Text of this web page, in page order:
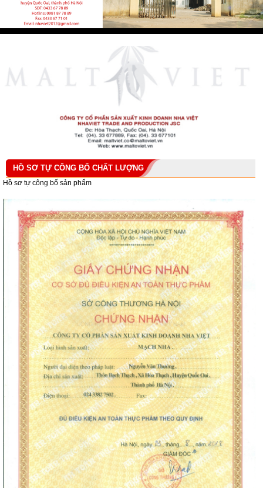
HỒ SƠ TỰ CÔNG BỐ CHẤT LƯỢNG
Hồ sơ tự công bố sản phẩm